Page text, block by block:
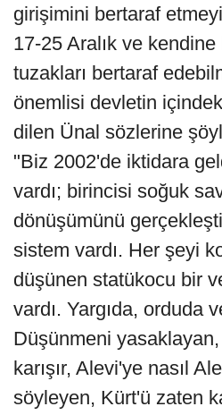
girişimini bertaraf
17-25 Aralık ve
tuzakları bertaraf
önemlisi devletin
dilen Ünal sözlerine
"Biz 2002'de iktidara
vardı; birincisi soğuk
dönüşümünü
sistem vardı. Her şeyi
düşünen statükocu bir
vardı. Yargıda, orduda
Düşünmeni
karışır, Alevi'ye nasıl
söyleyen, Kürt'ü zaten